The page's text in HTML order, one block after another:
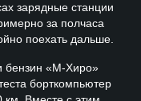
зарядные станции
за полчаса
поехать дальше.
бензин «М-Хиро»
борткомпьютер